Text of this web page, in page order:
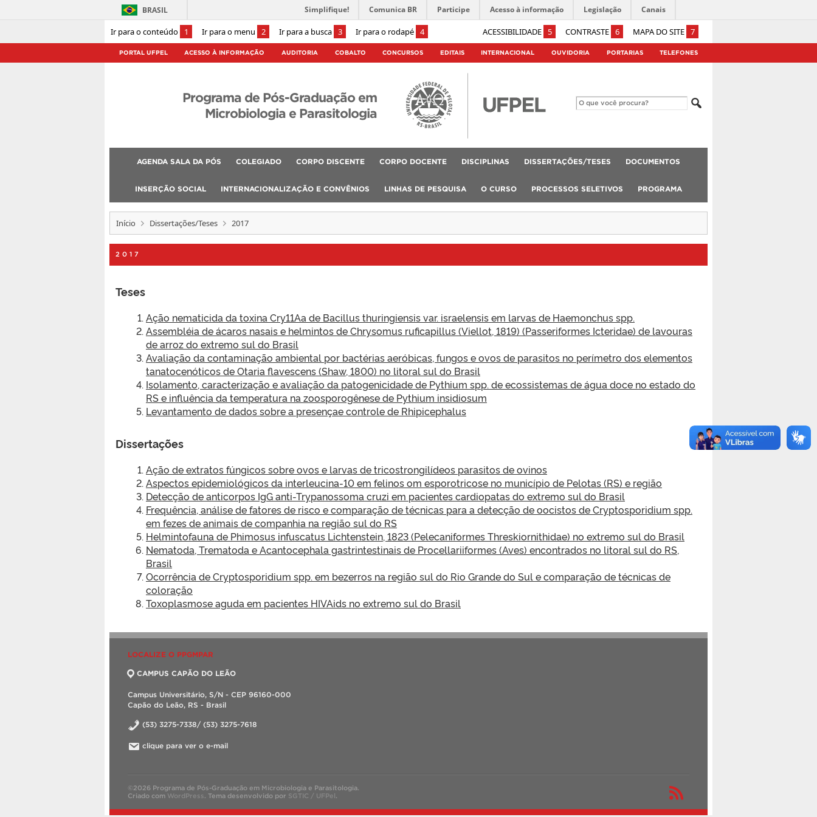
Ir para o conteúdo 1 Ir para o menu 2 Ir para a busca 3 Ir para o rodapé 4 ACESSIBILIDADE 5 CONTRASTE 6 MAPA DO SITE 7
BRASIL Simplifique! Comunica BR Participe Acesso à informação Legislação Canais
PORTAL UFPEL ACESSO À INFORMAÇÃO AUDITORIA COBALTO CONCURSOS EDITAIS INTERNACIONAL OUVIDORIA PORTARIAS TELEFONES
Programa de Pós-Graduação em
Microbiologia e Parasitologia
AGENDA SALA DA PÓS COLEGIADO CORPO DISCENTE CORPO DOCENTE DISCIPLINAS DISSERTAÇÕES/TESES DOCUMENTOS
INSERÇÃO SOCIAL INTERNACIONALIZAÇÃO E CONVÊNIOS LINHAS DE PESQUISA O CURSO PROCESSOS SELETIVOS PROGRAMA
Início Dissertações/Teses 2017
2017
Teses
Ação nematicida da toxina Cry11Aa de Bacillus thuringiensis var. israelensis em larvas de Haemonchus spp.
Assembléia de ácaros nasais e helmintos de Chrysomus ruficapillus (Viellot, 1819) (Passeriformes Icteridae) de lavouras
de arroz do extremo sul do Brasil
Avaliação da contaminação ambiental por bactérias aeróbicas, fungos e ovos de parasitos no perímetro dos elementos
tanatocenóticos de Otaria flavescens (Shaw, 1800) no litoral sul do Brasil
Isolamento, caracterização e avaliação da patogenicidade de Pythium spp. de ecossistemas de água doce no estado do
RS e influência da temperatura na zoosporogênese de Pythium insidiosum
Levantamento de dados sobre a presençae controle de Rhipicephalus
Dissertações
Ação de extratos fúngicos sobre ovos e larvas de tricostrongilídeos parasitos de ovinos
Aspectos epidemiológicos da interleucina-10 em felinos om esporotricose no município de Pelotas (RS) e região
Detecção de anticorpos IgG anti-Trypanossoma cruzi em pacientes cardiopatas do extremo sul do Brasil
Frequência, análise de fatores de risco e comparação de técnicas para a detecção de oocistos de Cryptosporidium spp.
em fezes de animais de companhia na região sul do RS
Helmintofauna de Phimosus infuscatus Lichtenstein, 1823 (Pelecaniformes Threskiornithidae) no extremo sul do Brasil
Nematoda, Trematoda e Acantocephala gastrintestinais de Procellariiformes (Aves) encontrados no litoral sul do RS,
Brasil
Ocorrência de Cryptosporidium spp. em bezerros na região sul do Rio Grande do Sul e comparação de técnicas de
coloração
Toxoplasmose aguda em pacientes HIVAids no extremo sul do Brasil
LOCALIZE O PPGMPAR
CAMPUS CAPÃO DO LEÃO
Campus Universitário, S/N - CEP 96160-000
Capão do Leão, RS - Brasil
(53) 3275-7338/ (53) 3275-7618
clique para ver o e-mail
©2026 Programa de Pós-Graduação em Microbiologia e Parasitologia.
Criado com WordPress. Tema desenvolvido por SGTIC / UFPel.